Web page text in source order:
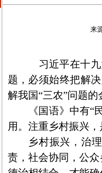
来
习近平在十
题，必须始终把解
解我国“三农”问题
《国语》中有“
用。注重乡村振兴
乡村振兴，治
责，社会协同，公